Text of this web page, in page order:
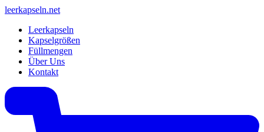
leerkapseln.net
Leerkapseln
Kapselgrößen
Füllmengen
Über Uns
Kontakt